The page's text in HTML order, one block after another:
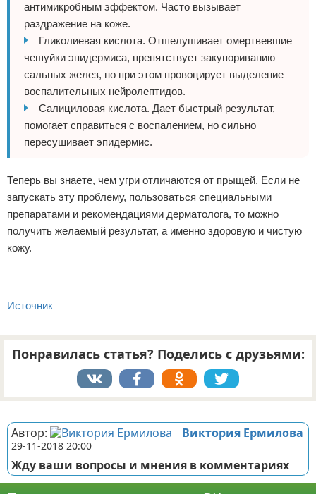
антимикробным эффектом. Часто вызывает
раздражение на коже.
Гликолиевая кислота. Отшелушивает омертвевшие
чешуйки эпидермиса, препятствует закупориванию
сальных желез, но при этом провоцирует выделение
воспалительных нейролептидов.
Салициловая кислота. Дает быстрый результат,
помогает справиться с воспалением, но сильно
пересушивает эпидермис.
Теперь вы знаете, чем угри отличаются от прыщей. Если не
запускать эту проблему, пользоваться специальными
препаратами и рекомендациями дерматолога, то можно
получить желаемый результат, а именно здоровую и чистую
кожу.
Источник
Понравилась статья? Поделись с друзьями:
Автор: Виктория Ермилова
29-11-2018 20:00
Жду ваши вопросы и мнения в комментариях